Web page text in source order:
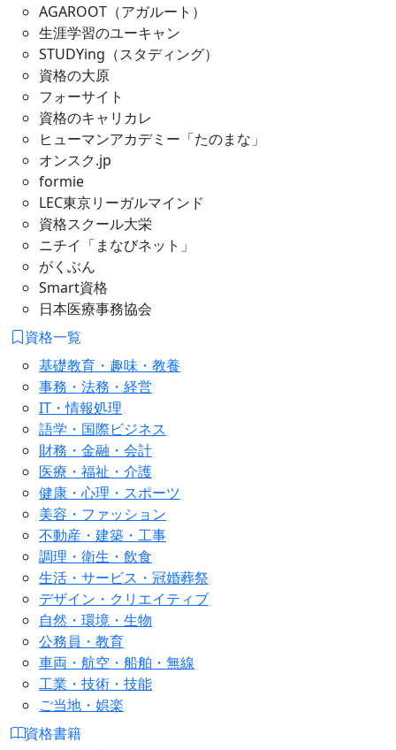
AGAROOT（アガルート）
生涯学習のユーキャン
STUDYing（スタディング）
資格の大原
フォーサイト
資格のキャリカレ
ヒューマンアカデミー「たのまな」
オンスク.jp
formie
LEC東京リーガルマインド
資格スクール大栄
ニチイ「まなびネット」
がくぶん
Smart資格
日本医療事務協会
資格一覧
基礎教育・趣味・教養
事務・法務・経営
IT・情報処理
語学・国際ビジネス
財務・金融・会計
医療・福祉・介護
健康・心理・スポーツ
美容・ファッション
不動産・建築・工事
調理・衛生・飲食
生活・サービス・冠婚葬祭
デザイン・クリエイティブ
自然・環境・生物
公務員・教育
車両・航空・船舶・無線
工業・技術・技能
ご当地・娯楽
資格書籍